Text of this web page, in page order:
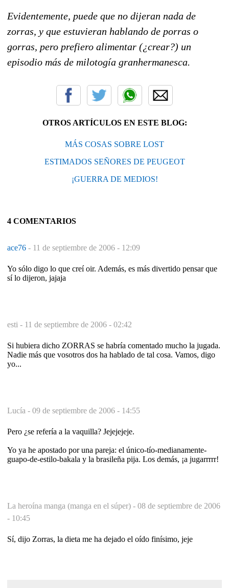
Evidentemente, puede que no dijeran nada de
zorras, y que estuvieran hablando de porras o
gorras, pero prefiero alimentar (¿crear?) un
episodio más de milotogía granhermanesca.
OTROS ARTÍCULOS EN ESTE BLOG:
MÁS COSAS SOBRE LOST
ESTIMADOS SEÑORES DE PEUGEOT
¡GUERRA DE MEDIOS!
4 COMENTARIOS
ace76 - 11 de septiembre de 2006 - 12:09
Yo sólo digo lo que creí oir. Además, es más divertido pensar que
sí lo dijeron, jajaja
esti - 11 de septiembre de 2006 - 02:42
Si hubiera dicho ZORRAS se habría comentado mucho la jugada.
Nadie más que vosotros dos ha hablado de tal cosa. Vamos, digo
yo...
Lucía - 09 de septiembre de 2006 - 14:55
Pero ¿se refería a la vaquilla? Jejejejeje.
Yo ya he apostado por una pareja: el único-tío-medianamente-
guapo-de-estilo-bakala y la brasileña pija. Los demás, ¡a jugarrrrr!
La heroína manga (manga en el súper) - 08 de septiembre de 2006
- 10:45
Sí, dijo Zorras, la dieta me ha dejado el oído finísimo, jeje